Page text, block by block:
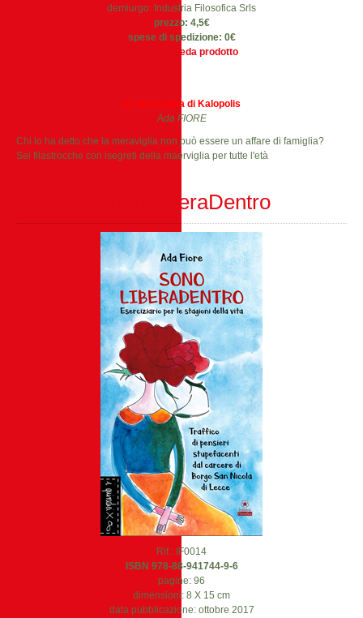
demiurgo: Industria Filosofica Srls
prezzo: 4,5€
spese di spedizione: 0€
Leggi la scheda prodotto
La Meraviglia di Kalopolis
Ada FIORE
Chi lo ha detto che la meraviglia non può essere un affare di famiglia?
Sei filastrocche con isegreti della maerviglia per tutte l'età
Il Libro - Sono LiberaDentro
Rif.: IF0014
ISBN 978-88-941744-9-6
pagine: 96
dimensioni: 8 X 15 cm
data pubblicazione: ottobre 2017